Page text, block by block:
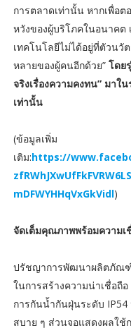
การตลาดเท่านั้น หากเพื่อ
หวังของผู้บริโภคในอนาคต
เทคโนโลยีไม่ได้อยู่ที่ตัวนวั
หลายของผู้คนอีกด้วย” โดย
จริงเรื่องความคงทน” มาใ
เท่านั้น
(ข้อมูลเพิ่ม
เติม:https://
mDFWYHHqVxGkVidl)
จัดเต็มคุณภาพพร้อมความเ
ปรัชญาการพัฒนาผลิตภัณฑ์
ในการสร้างความน่าเชื่อ
การกันน้ำกันฝุ่นระดับ IP54
สบาย ๆ ส่วนจอแสดงผลใช้